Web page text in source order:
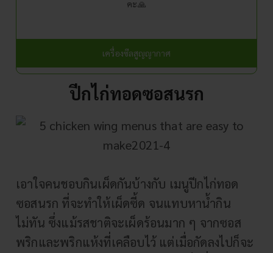
คะ🙏
เครื่องซีลสูญญากาศ
ปีกไก่ทอดซอสนรก
เอาใจคนชอบกินเผ็ดกันบ้างกับ เมนูปีกไก่ทอด
ซอสนรก ที่จะทำให้เผ็ดซี้ด จนแทบหาน้ำกิน
ไม่ทัน ซึ่งแม้รสชาติจะเผ็ดร้อนมาก ๆ จากซอส
พริกและพริกแห้งที่เคลือบไว้ แต่เมื่อกัดลงไปก็จะ